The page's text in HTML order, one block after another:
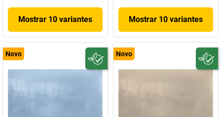
Mostrar 10 variantes Mostrar 10 variantes
Novo Novo